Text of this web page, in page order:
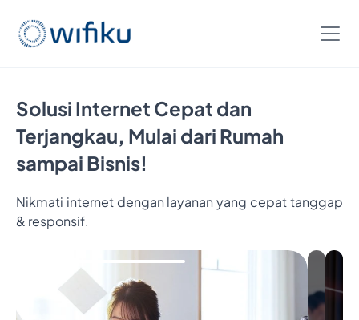
Solusi Internet Cepat dan
Terjangkau, Mulai dari Rumah
sampai Bisnis!
Nikmati internet dengan layanan yang cepat tanggap
& responsif.